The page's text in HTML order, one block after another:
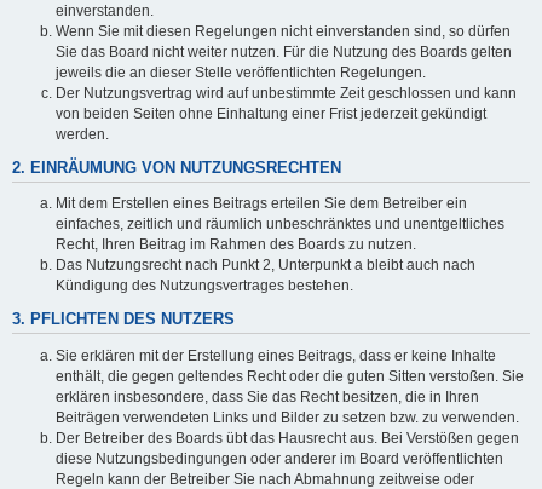
einverstanden.
Wenn Sie mit diesen Regelungen nicht einverstanden sind, so dürfen
Sie das Board nicht weiter nutzen. Für die Nutzung des Boards gelten
jeweils die an dieser Stelle veröffentlichten Regelungen.
Der Nutzungsvertrag wird auf unbestimmte Zeit geschlossen und kann
von beiden Seiten ohne Einhaltung einer Frist jederzeit gekündigt
werden.
2. EINRÄUMUNG VON NUTZUNGSRECHTEN
Mit dem Erstellen eines Beitrags erteilen Sie dem Betreiber ein
einfaches, zeitlich und räumlich unbeschränktes und unentgeltliches
Recht, Ihren Beitrag im Rahmen des Boards zu nutzen.
Das Nutzungsrecht nach Punkt 2, Unterpunkt a bleibt auch nach
Kündigung des Nutzungsvertrages bestehen.
3. PFLICHTEN DES NUTZERS
Sie erklären mit der Erstellung eines Beitrags, dass er keine Inhalte
enthält, die gegen geltendes Recht oder die guten Sitten verstoßen. Sie
erklären insbesondere, dass Sie das Recht besitzen, die in Ihren
Beiträgen verwendeten Links und Bilder zu setzen bzw. zu verwenden.
Der Betreiber des Boards übt das Hausrecht aus. Bei Verstößen gegen
diese Nutzungsbedingungen oder anderer im Board veröffentlichten
Regeln kann der Betreiber Sie nach Abmahnung zeitweise oder